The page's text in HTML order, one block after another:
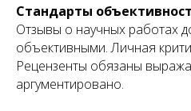
Стандарты
Отзывы о научных работах
объективными. Личная
Рецензенты обязаны
аргументировано.